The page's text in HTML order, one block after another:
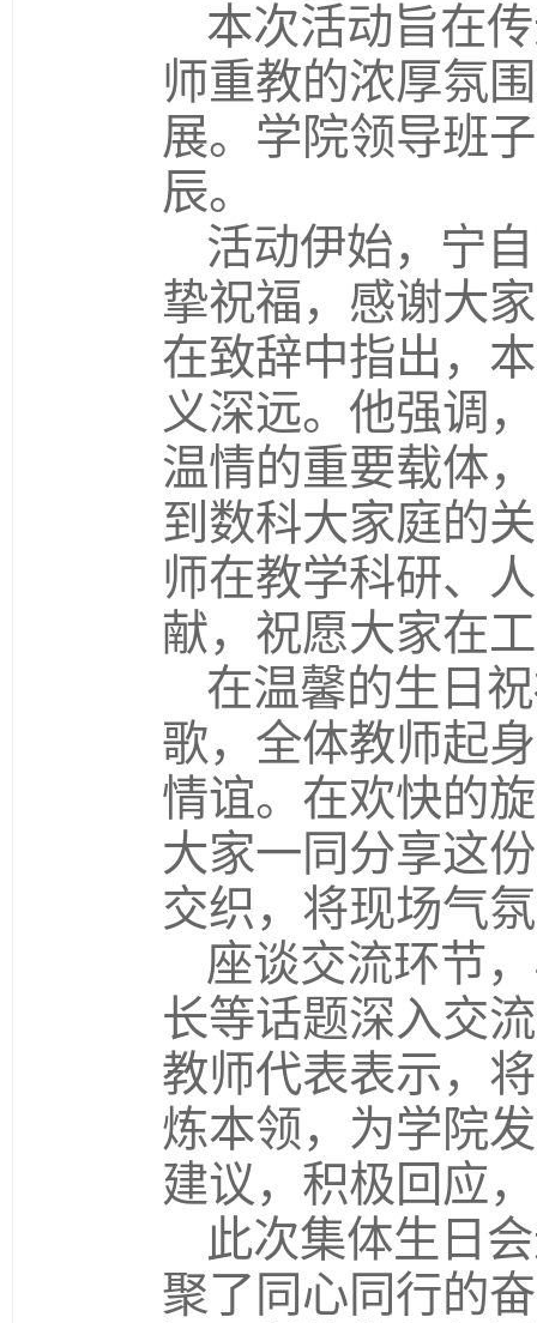
本次活动旨在
师重教的浓厚氛
展。学院领导班
辰。
活动伊始，宁
挚祝福，感谢大
在致辞中指出，
义深远。他强调
温情的重要载体
到数科大家庭的
师在教学科研、
献，祝愿大家在
在温馨的生日
歌，全体教师起
情谊。在欢快的
大家一同分享这
交织，将现场气
座谈交流环节
长等话题深入交
教师代表表示，
炼本领，为学院
建议，积极回应
此次集体生日
聚了同心同行的